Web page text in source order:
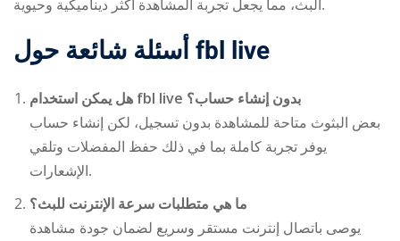
البث، مما يجعل تجربة المشاهدة أكثر ديناميكية وحيوية.
fbl live
fbl live بدون إنشاء حساب؟
بعض البثوث متاحة للمشاهدة بدون تسجيل، لكن إنشاء حساب
يوفر تجربة كاملة بما في ذلك حفظ المفضلات وتلقي
الإشعارات.
ما هي متطلبات سرعة الإنترنت للبث؟
يوصى باتصال إنترنت مستقر وسريع لضمان جودة مشاهدة